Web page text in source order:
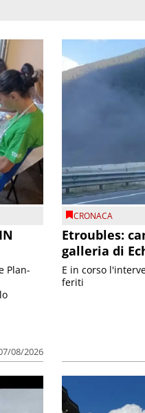
08/2026
Plan-
CRONACA
Etroubles:
galleria di
E in corso
feriti